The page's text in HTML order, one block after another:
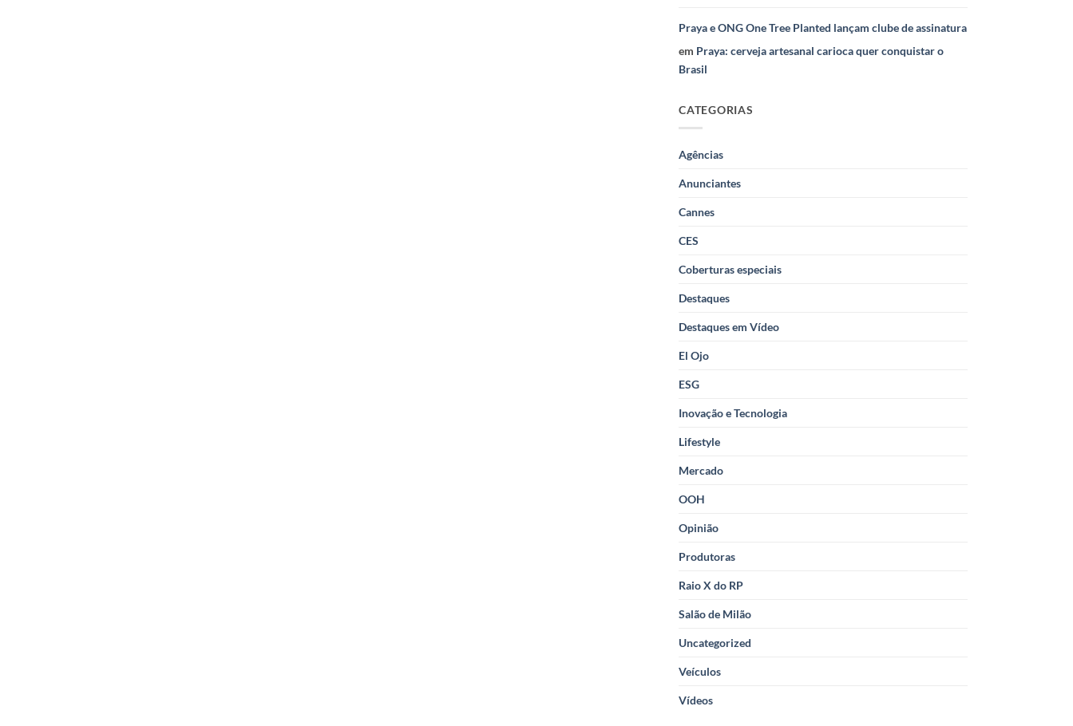
Praya e ONG One Tree Planted lançam clube de assinatura
em Praya: cerveja artesanal carioca quer conquistar o
Brasil
CATEGORIAS
Agências
Anunciantes
Cannes
CES
Coberturas especiais
Destaques
Destaques em Vídeo
El Ojo
ESG
Inovação e Tecnologia
Lifestyle
Mercado
OOH
Opinião
Produtoras
Raio X do RP
Salão de Milão
Uncategorized
Veículos
Vídeos